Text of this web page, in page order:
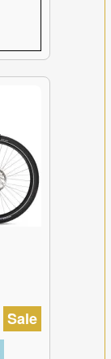
Sale